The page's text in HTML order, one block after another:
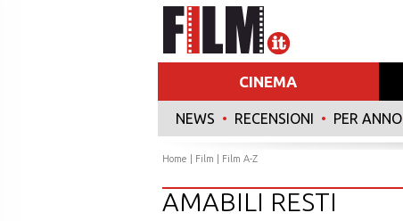
CINEMA
NEWS • RECENSIONI • PER ANNO
Home Film Film A-Z
AMABILI RESTI